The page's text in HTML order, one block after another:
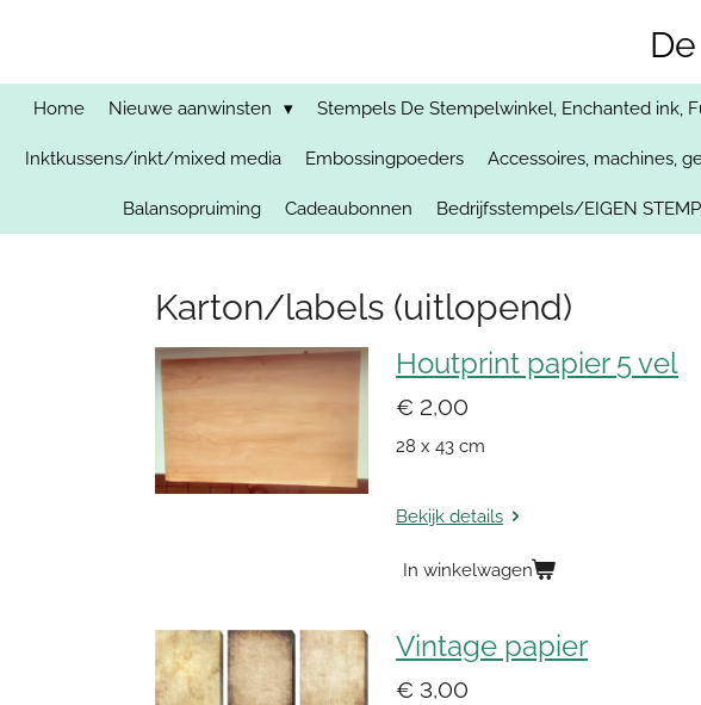
Home Nieuwe aanwinsten Stempels De Stempelwinkel, Enchanted ink,
Inktkussens/inkt/mixed media Embossingpoeders Accessoires, machines,
Balansopruiming Cadeaubonnen Bedrijfsstempels/EIGEN
Karton/labels (uitlopend)
Houtprint papier 5 vel
€ 2,00
28 x 43 cm
Bekijk details
In winkelwagen
Vintage papier
€ 3,00